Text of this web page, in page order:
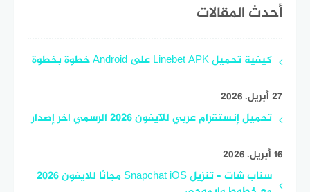
أحدث المقالات
كيفية تحميل Linebet APK على Android خطوة بخطوة
27 أبريل، 2026
تحميل إنستقرام عربي للآيفون 2026 الرسمي اخر إصدار
16 أبريل، 2026
سناب شات – تنزيل Snapchat iOS مجانًا للايفون 2026